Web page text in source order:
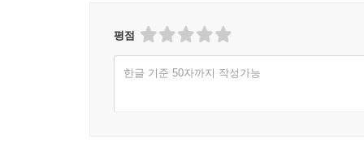
평점
한글 기준 50자까지 작성가능